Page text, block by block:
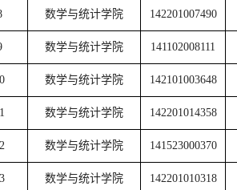
数学与统计学院 142201007490
数学与统计学院 141102008111
数学与统计学院 142101003648
数学与统计学院 142201014358
数学与统计学院 141523000370
数学与统计学院 142201010318